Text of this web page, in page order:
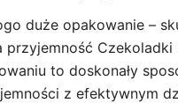
duże opakowanie –
przyjemność
to doskonały
z efektywnym